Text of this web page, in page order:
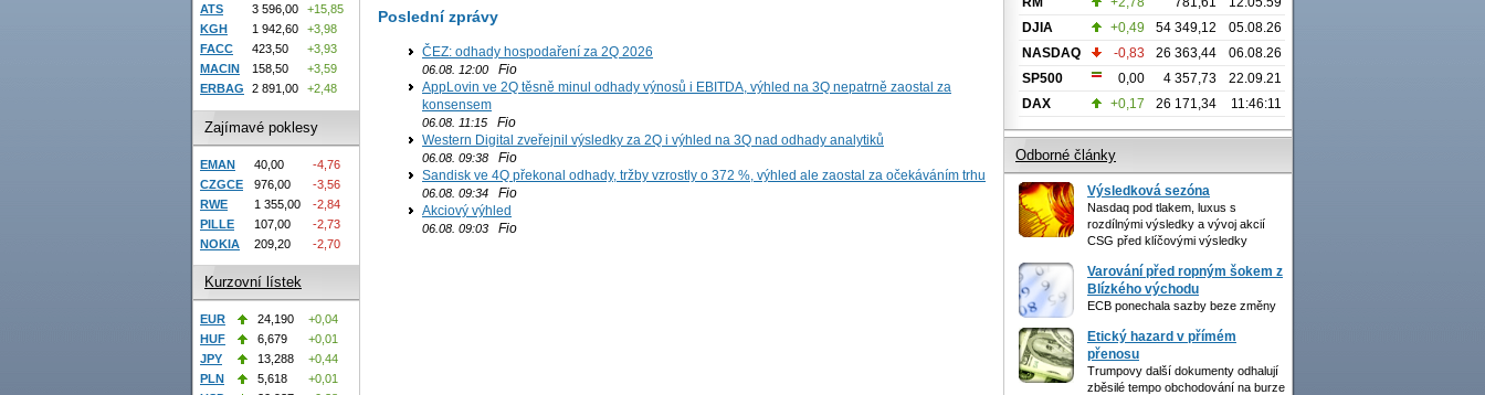
Poslední zprávy
ČEZ: odhady hospodaření za 2Q 2026
06.08. 12:00 Fio
AppLovin ve 2Q těsně minul odhady výnosů i EBITDA, výhled na 3Q nepatrně zaostal za
konsensem
06.08. 11:15 Fio
Western Digital zveřejnil výsledky za 2Q i výhled na 3Q nad odhady analytiků
06.08. 09:38 Fio
Sandisk ve 4Q překonal odhady, tržby vzrostly o 372 %, výhled ale zaostal za očekáváním trhu
06.08. 09:34 Fio
Akciový výhled
06.08. 09:03 Fio
ATS 3 596,00
+15,85
KGH
1 942,60
+3,98
FACC
423,50
+3,93
MACIN
158,50
+3,59
ERBAG
2 891,00 +2,48
Zajímavé poklesy
EMAN 40,00
-4,76
CZGCE
976,00
-3,56
RWE
1 355,00
-2,84
PILLE
107,00
-2,73
NOKIA
209,20 -2,70
Kurzovní lístek
EUR 24,190
+0,04
HUF
6,679
+0,01
JPY
13,288
+0,44
PLN
5,618
+0,01
DJIA
+0,49 54 349,12
05.08.26
NASDAQ
-0,83 26 363,44
06.08.26
SP500
0,00 4 357,73
22.09.21
DAX
+0,17 26 171,34 11:46:11
Odborné články
Výsledková sezóna
Nasdaq pod tlakem, luxus s
rozdílnými výsledky a vývoj akcií
CSG před klíčovými výsledky
Varování před ropným šokem z
Blízkého východu
ECB ponechala sazby beze změny
Etický hazard v přímém
přenosu
Trumpovy další dokumenty odhalují
zběsilé tempo obchodování na burze